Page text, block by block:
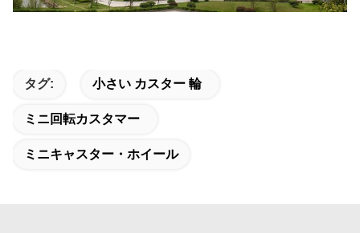
タグ: 小さい カスター 輪
ミニ回転カスタマー
ミニキャスター・ホイール